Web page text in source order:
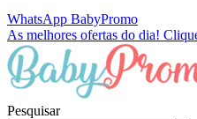
WhatsApp BabyPromo
As melhores ofertas do dia!
Pesquisar